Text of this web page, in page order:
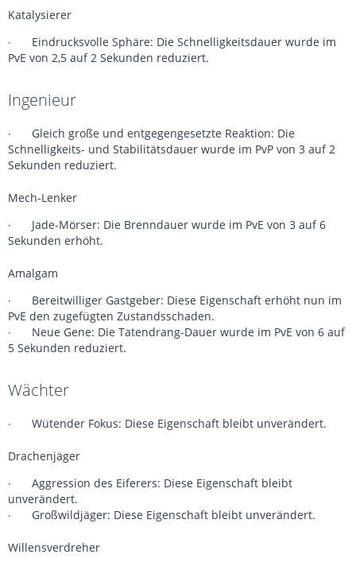
Katalysierer
·
Eindrucksvolle Sphäre: Die Schnelligkeitsdauer wurde im
PvE von 2,5 auf 2 Sekunden reduziert.
Ingenieur
·
Gleich große und entgegengesetzte Reaktion: Die
Schnelligkeits- und Stabilitätsdauer wurde im PvP von 3 auf 2
Sekunden reduziert.
Mech-Lenker
·
Jade-Mörser: Die Brenndauer wurde im PvE von 3 auf 6
Sekunden erhöht.
Amalgam
·
Bereitwilliger Gastgeber: Diese Eigenschaft erhöht nun im
PvE den zugefügten Zustandsschaden.
·
Neue Gene: Die Tatendrang-Dauer wurde im PvE von 6 auf
5 Sekunden reduziert.
Wächter
· Wütender Fokus: Diese Eigenschaft bleibt unverändert.
Drachenjäger
·
Aggression des Eiferers: Diese Eigenschaft bleibt
unverändert.
· Großwildjäger: Diese Eigenschaft bleibt unverändert.
Willensverdreher